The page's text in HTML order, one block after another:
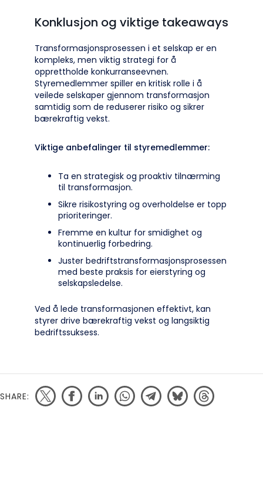
Konklusjon og viktige takeaways
Transformasjonsprosessen i et selskap er en
kompleks, men viktig strategi for å
opprettholde konkurranseevnen.
Styremedlemmer spiller en kritisk rolle i å
veilede selskaper gjennom transformasjon
samtidig som de reduserer risiko og sikrer
bærekraftig vekst.
Viktige anbefalinger til styremedlemmer:
Ta en strategisk og proaktiv tilnærming
til transformasjon.
Sikre risikostyring og overholdelse er topp
prioriteringer.
Fremme en kultur for smidighet og
kontinuerlig forbedring.
Juster bedriftstransformasjonsprosessen
med beste praksis for eierstyring og
selskapsledelse.
Ved å lede transformasjonen effektivt, kan
styrer drive bærekraftig vekst og langsiktig
bedriftssuksess.
SHARE: